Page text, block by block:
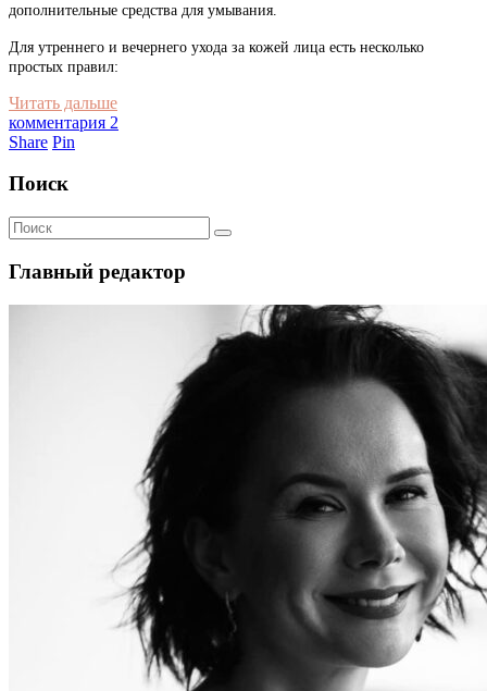
дополнительные средства для умывания.
Для утреннего и вечернего ухода за кожей лица есть несколько
простых правил:
Читать дальше
комментария 2
Share Pin
Поиск
Главный редактор